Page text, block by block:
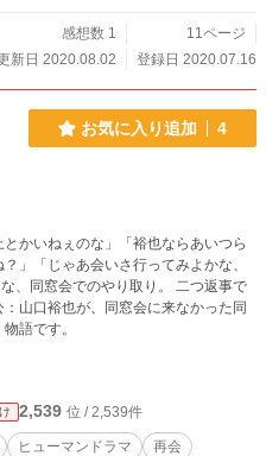
ています。感想数 1
11ページ
新日 2020.08.02
登録日 2020.07.16
お気に入り追加 4
とかいねぇのな」「裕也ならあいつら
」「じゃあ会いさ行ってみよかな、
、同窓会でのやり取り。 二つ返事で
山口裕也が、同窓会に来なかった同
語です。
2,539 位 / 2,539件
ヒューマンドラマ 再会